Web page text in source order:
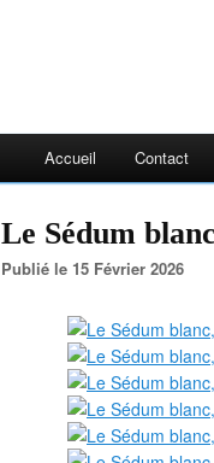
Accueil Contact
Le Sédum
Publié le 15 Février 2026